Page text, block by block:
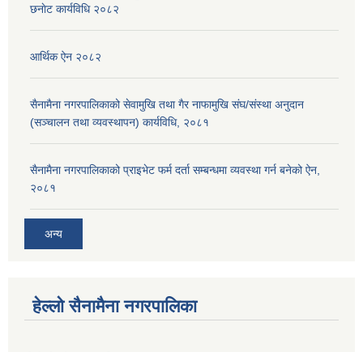
छनाेट कार्यविधि २०८२
आर्थिक ऐन २०८२
सैनामैना नगरपालिकाको सेवामुखि तथा गैर नाफामुखि संघ/संस्था अनुदान
(सञ्चालन तथा व्यवस्थापन) कार्यविधि, २०८१
सैनामैना नगरपालिकाको प्राइभेट फर्म दर्ता सम्बन्धमा व्यवस्था गर्न बनेको ऐन,
२०८१
अन्य
हेल्लो सैनामैना नगरपालिका